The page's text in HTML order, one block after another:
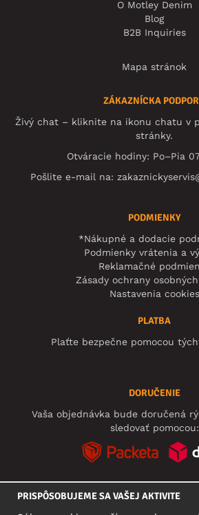
O Motley Denim
Blog
B2B Inquiries
Mapa stránok
ZÁKAZNÍCKA
Živý chat – kliknite na ikonu chatu v
stránky.
Otváracie hodiny: Po–Pia
Pošlite e-mail na:
PODMIENKY
*Nákupné a dodacie
Podmienky vrátenia a
Reklamačné
Zásady ochrany
Nastavenia cookies
PLATBA
Plaťte bezpečne pomocou
DORUČENIE
Vaša objednávka bude doručená
sledovať pomocou:
PRISPÔSOBUJEME SA VAŠEJ AKTIVITE